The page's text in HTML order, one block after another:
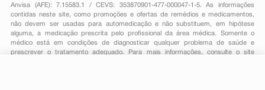
Anvisa (AFE): 7.15583.1 / CEVS: 353870901-477-000047-1-5. As informações
contidas neste site, como promoções e ofertas de remédios e medicamentos,
não devem ser usadas para automedicação e não substituem, em hipótese
alguma, a medicação prescrita pelo profissional da área médica. Somente o
médico está em condições de diagnosticar qualquer problema de saúde e
prescrever o tratamento adequado. Para mais informações, consulte o site